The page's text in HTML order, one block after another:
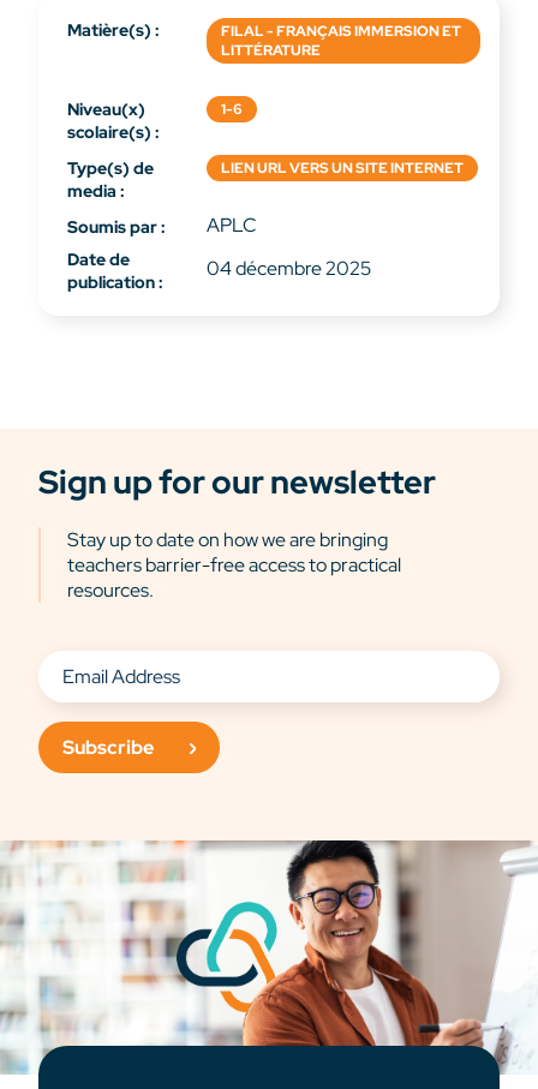
Matière(s) :
FILAL - FRANÇAIS IMMERSION ET
LITTÉRATURE
Niveau(x)
scolaire(s) :
1-6
Type(s) de
media :
LIEN URL VERS UN SITE INTERNET
Soumis par : APLC
Date de
publication :
04 décembre 2025
Sign up for our newsletter
Stay up to date on how we are bringing
teachers barrier-free access to practical
resources.
Subscribe